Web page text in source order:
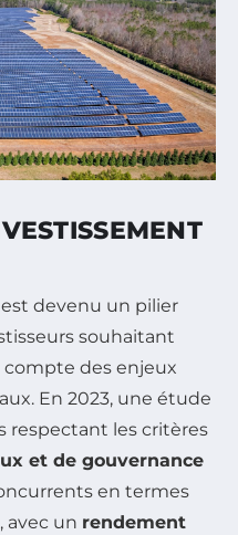
est devenu un pilier
souhaitant
des enjeux
En 2023, une étude
respectant les critères
et de gouvernance
en termes
avec un rendement